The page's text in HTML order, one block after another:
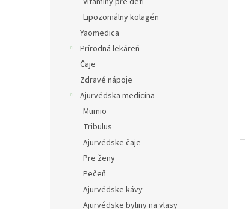
Lipozomálny kolagén
Yaomedica
Prírodná lekáreň
Čaje
Zdravé nápoje
Ajurvédska medicína
Mumio
Tribulus
Ajurvédske čaje
Pre ženy
Pečeň
Ajurvédske kávy
Ajurvédske byliny na vlasy